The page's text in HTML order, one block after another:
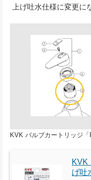
上げ吐水仕様に変更に
KVK バルブカートリッジ
KVK
げ吐